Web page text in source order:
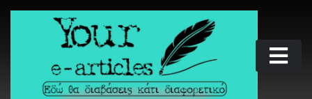
Skip